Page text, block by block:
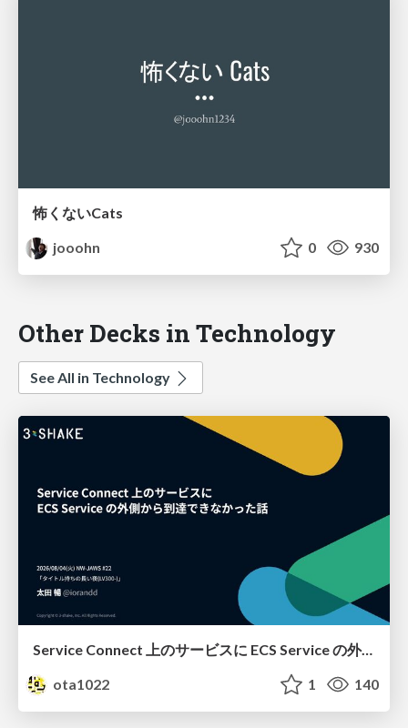
怖くないCats
jooohn
0 930
Other Decks in Technology
See All in Technology
Service Connect 上のサービスに ECS Service の外側から到達できなかった話
ota1022
1 140